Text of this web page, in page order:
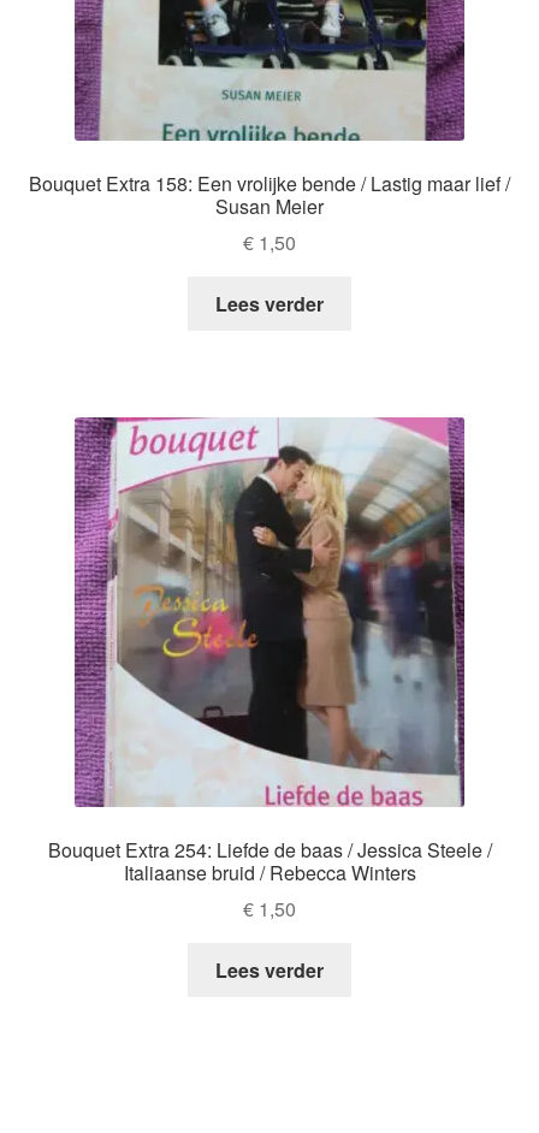
Bouquet Extra 158: Een vrolijke bende / Lastig maar lief /
Susan Meier
€ 1,50
Lees verder
Bouquet Extra 254: Liefde de baas / Jessica Steele /
Italiaanse bruid / Rebecca Winters
€ 1,50
Lees verder